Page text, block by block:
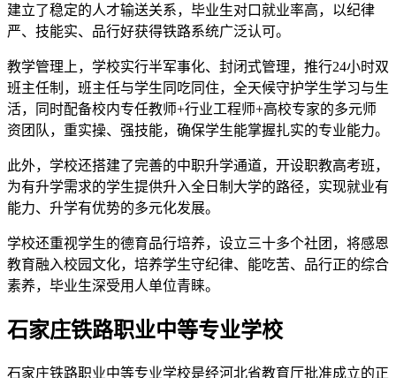
建立了稳定的人才输送关系，毕业生对口就业率高，以纪律
严、技能实、品行好获得铁路系统广泛认可。
教学管理上，学校实行半军事化、封闭式管理，推行24小时双
班主任制，班主任与学生同吃同住，全天候守护学生学习与生
活，同时配备校内专任教师+行业工程师+高校专家的多元师
资团队，重实操、强技能，确保学生能掌握扎实的专业能力。
此外，学校还搭建了完善的中职升学通道，开设职教高考班，
为有升学需求的学生提供升入全日制大学的路径，实现就业有
能力、升学有优势的多元化发展。
学校还重视学生的德育品行培养，设立三十多个社团，将感恩
教育融入校园文化，培养学生守纪律、能吃苦、品行正的综合
素养，毕业生深受用人单位青睐。
石家庄铁路职业中等专业学校
石家庄铁路职业中等专业学校是经河北省教育厅批准成立的正